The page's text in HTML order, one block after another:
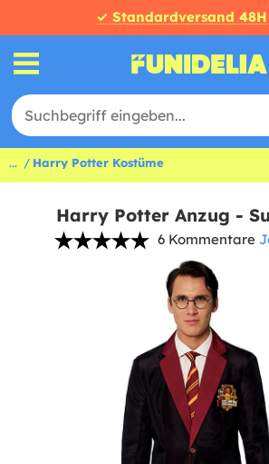
✓ Standardversand 48H
... Harry Potter Kostüme
Harry Potter Anzug -
6 Kommentare